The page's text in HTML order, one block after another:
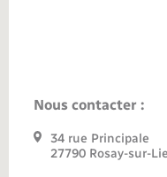
Nous contacter :
34 rue Principale
27790 Rosay-sur-